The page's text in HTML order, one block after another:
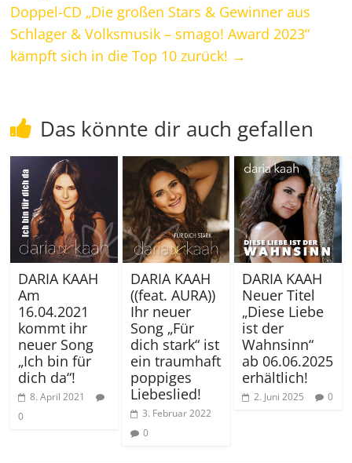
Doppel-CD „Die großen Stars & Gewinner aus
Schlager & Volksmusik – smago! Award 2023“
kämpft sich in die Top 10 zurück! →
Das könnte dir auch gefallen
DARIA KAAH
Am
16.04.2021
kommt ihr
neuer Song
„Ich bin für
dich da“!
8. April 2021
0
DARIA KAAH
((feat. AURA))
Ihr neuer
Song „Für
dich stark“ ist
ein traumhaft
poppiges
Liebeslied!
3. Februar 2022
0
DARIA KAAH
Neuer Titel
„Diese Liebe
ist der
Wahnsinn“
ab 06.06.2025
erhältlich!
2. Juni 2025 0